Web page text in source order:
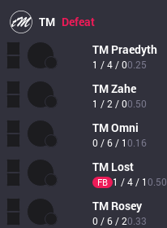
TM Defeat
TM Praedyth
1 / 4 / 00.25
TMZahe
1 / 2 / 00.50
TMOmni
0 / 6 / 10.16
TM Lost
FB 1 / 4 / 10.50
TM Rosey
0 / 6 / 20.33